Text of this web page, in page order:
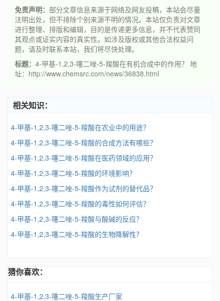
免责声明： 部分文章信息来源于网络及网友投稿，本站会尽量
注明出处，但不排除个别来源不明的情况。本站仅负责对文章
进行整理、排版和编辑，目的是传递更多信息，并不代表赞同
其观点或证实内容的真实性。如涉及版权或其他合法权益问
题，请及时联系本站，我们将尽快处理。
标题： 4-甲基-1,2,3-噻二唑-5-羧酸在有机合成中的作用？ 地
址：http://www.chemsrc.com/news/36838.html
相关知识：
4-甲基-1,2,3-噻二唑-5-羧酸在农业中的用途？
4-甲基-1,2,3-噻二唑-5-羧酸的合成方法有哪些？
4-甲基-1,2,3-噻二唑-5-羧酸在医药领域的应用？
4-甲基-1,2,3-噻二唑-5-羧酸的环境影响？
4-甲基-1,2,3-噻二唑-5-羧酸作为试剂的替代品？
4-甲基-1,2,3-噻二唑-5-羧酸的毒性如何评估？
4-甲基-1,2,3-噻二唑-5-羧酸与酸碱的反应？
4-甲基-1,2,3-噻二唑-5-羧酸的生物降解性？
猜你喜欢：
4-甲基-1,2,3-噻二唑-5-羧酸生产厂家